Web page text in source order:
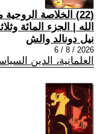
(22) الخلاصة
الله | الجزء المائة
نيل دونالد والش
2026 / 8 / 6
العلمانية، الدين